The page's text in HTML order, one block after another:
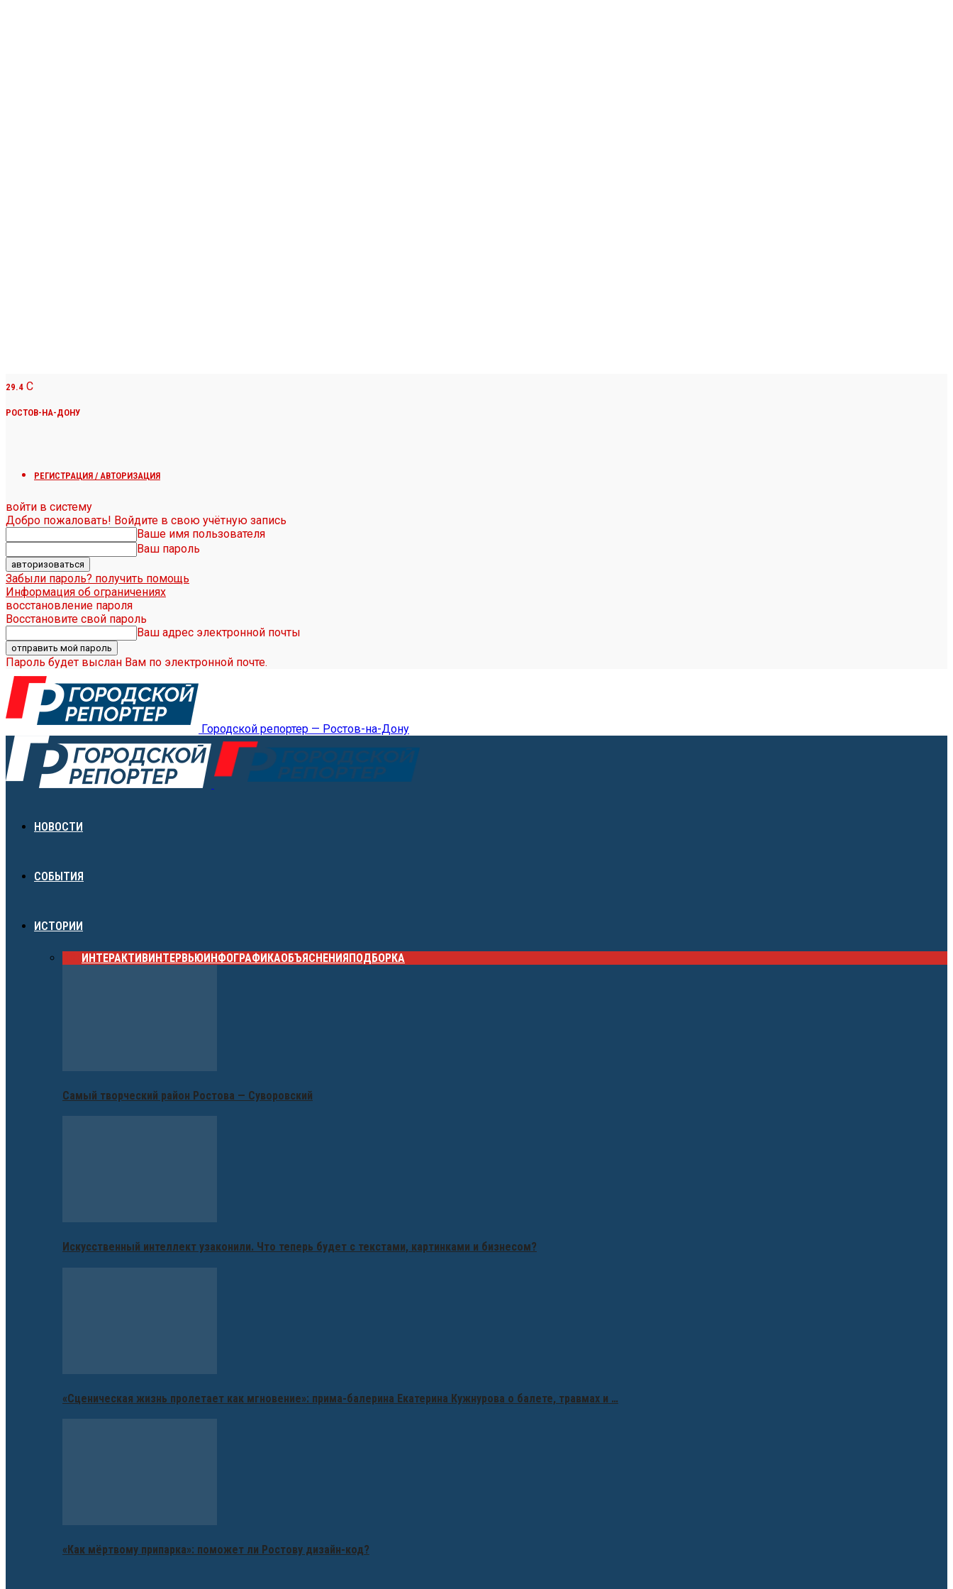
29.4 C
РОСТОВ-НА-ДОНУ
РЕГИСТРАЦИЯ / АВТОРИЗАЦИЯ
войти в систему
Добро пожаловать! Войдите в свою учётную запись
Ваше имя пользователя
Ваш пароль
Забыли пароль? получить помощь
Информация об ограничениях
восстановление пароля
Восстановите свой пароль
Ваш адрес электронной почты
Пароль будет выслан Вам по электронной почте.
Городской репортер — Ростов-на-Дону
НОВОСТИ
СОБЫТИЯ
ИСТОРИИ
ИНТЕРАКТИВИНТЕРВЬЮИНФОГРАФИКАОБЪЯСНЕНИЯПОДБОРКА
Самый творческий район Ростова — Суворовский
Искусственный интеллект узаконили. Что теперь будет с текстами, картинками и бизнесом?
«Сценическая жизнь пролетает как мгновение»: прима-балерина Екатерина Кужнурова о балете, травмах и …
«Как мёртвому припарка»: поможет ли Ростову дизайн-код?